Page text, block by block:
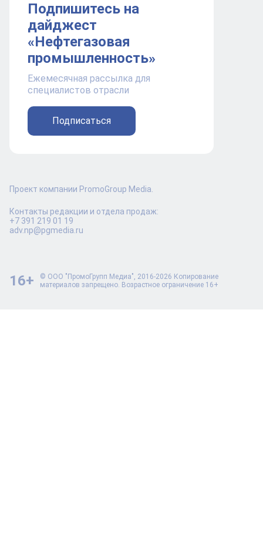
Подпишитесь на
дайджест
«Нефтегазовая
промышленность»
Ежемесячная рассылка для
специалистов отрасли
Подписаться
Проект компании PromoGroup Media.
Контакты редакции и отдела продаж:
+7 391 219 01 19
adv.np@pgmedia.ru
© ООО "ПромоГрупп Медиа", 2016-2026 Копирование
материалов запрещено. Возрастное ограничение 16+
16+